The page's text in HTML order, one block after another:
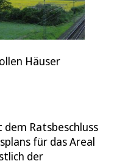
Häuser
dem Ratsbeschluss
für das Areal
der